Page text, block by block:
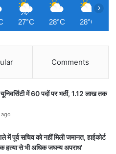
27°C 28°C 28°C
›
Comments
में 60 पदों पर भर्ती, 1.12 लाख तक
में पूर्व सचिव को नहीं मिली जमानत, हाईकोर्ट
हत्या से भी अधिक जघन्य अपराध’